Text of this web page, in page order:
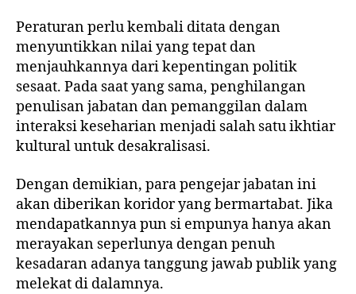
Peraturan perlu kembali ditata dengan
menyuntikkan nilai yang tepat dan
menjauhkannya dari kepentingan politik
sesaat. Pada saat yang sama, penghilangan
penulisan jabatan dan pemanggilan dalam
interaksi keseharian menjadi salah satu ikhtiar
kultural untuk desakralisasi.
Dengan demikian, para pengejar jabatan ini
akan diberikan koridor yang bermartabat. Jika
mendapatkannya pun si empunya hanya akan
merayakan seperlunya dengan penuh
kesadaran adanya tanggung jawab publik yang
melekat di dalamnya.